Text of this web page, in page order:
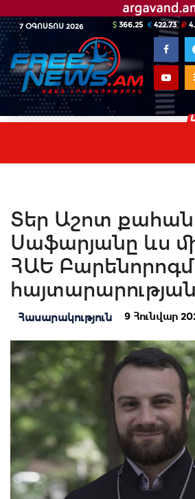
7 ՕԳՈՍՏՈՍ 2026 366.25 422.73
Տեր Աշոտ
Սաֆարյանը ևս
ՀԱԵ
Հասարակություն 9 Հունվար